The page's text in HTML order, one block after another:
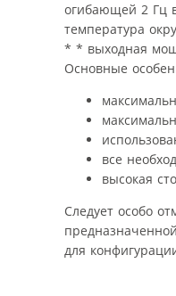
огибающей 2 Гц
температура
* * выходная
Основные
все
высокая
Следует особо
для